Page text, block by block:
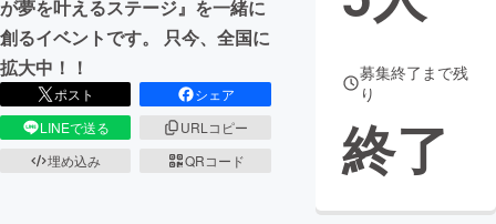
が夢を叶えるステージ』を一緒に
創るイベントです。 只今、全国に
拡大中！！
ポスト
シェア
LINEで送る
URLコピー
埋め込み
QRコード
募集終了まで残
り
終了